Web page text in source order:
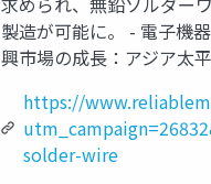
製造が可能に。 - 電子機
興市場の成長：アジア太
https://
solder-wire